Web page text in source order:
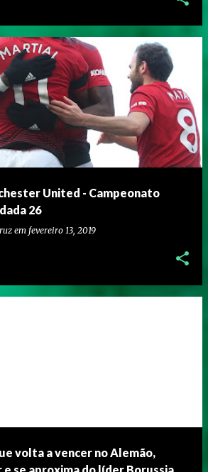
United - Campeonato
26
em fevereiro 13, 2019
volta a vencer no Alemão,